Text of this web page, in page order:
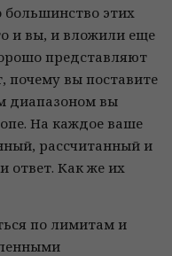
большинство этих
и вы, и вложили еще
представляют
почему вы поставите
диапазоном вы
На каждое ваше
рассчитанный и
ответ. Как же их
по лимитам и